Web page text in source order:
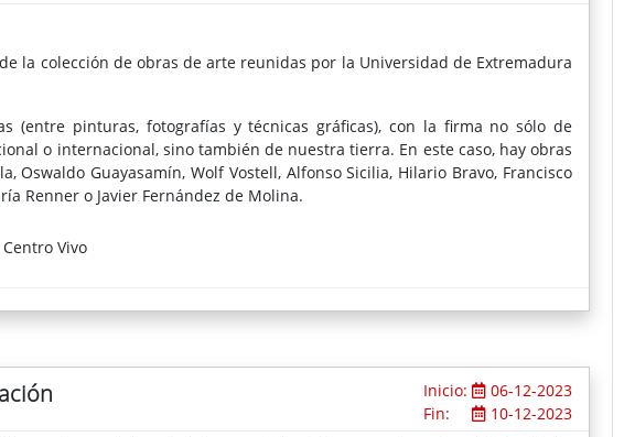
la colección de obras de arte reunidas por la Universidad de Extremadura
(entre pinturas, fotografías y técnicas gráficas), con la firma no sólo de
o internacional, sino también de nuestra tierra. En este caso, hay obras
Oswaldo Guayasamín, Wolf Vostell, Alfonso Sicilia, Hilario Bravo, Francisco
Renner o Javier Fernández de Molina.
Vivo
Inicio:
06-12-2023
Fin:
10-12-2023